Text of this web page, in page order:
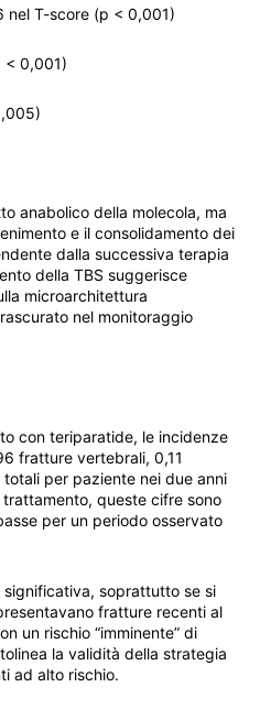
nel T-score (p < 0,001)
< 0,001)
anabolico della molecola, ma
e il consolidamento dei
dalla successiva terapia
della TBS suggerisce
microarchitettura
nel monitoraggio
con teriparatide, le incidenze
fratture vertebrali, 0,11
per paziente nei due anni
queste cifre sono
per un periodo osservato
soprattutto se si
fratture recenti al
un rischio “imminente” di
la validità della strategia
ad alto rischio.